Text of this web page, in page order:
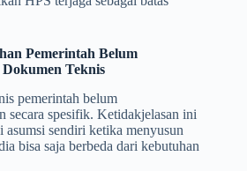
Pemerintah Belum
Dokumen Teknis
pemerintah belum
secara spesifik. Ketidakjelasan ini
asumsi sendiri ketika menyusun
bisa saja berbeda dari kebutuhan